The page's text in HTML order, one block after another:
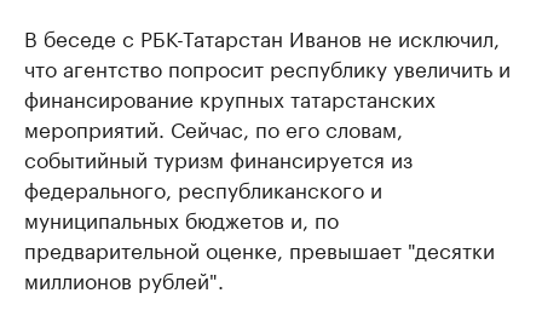
В беседе с РБК-Татарстан Иванов не исключил,
что агентство попросит республику увеличить и
финансирование крупных татарстанских
мероприятий. Сейчас, по его словам,
событийный туризм финансируется из
федерального, республиканского и
муниципальных бюджетов и, по
предварительной оценке, превышает "десятки
миллионов рублей".